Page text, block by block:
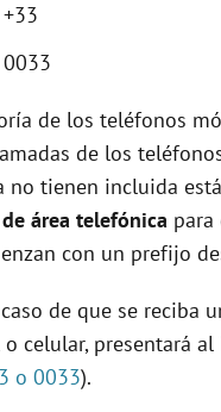
+33
0033
de los teléfonos
de los
tienen incluida
área telefónica
con un prefijo
de que se reciba
celular, presentará
o 0033).